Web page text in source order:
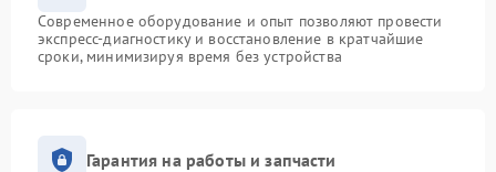
Современное оборудование и опыт позволяют провести
экспресс-диагностику и восстановление в кратчайшие
сроки, минимизируя время без устройства
Гарантия на работы и запчасти